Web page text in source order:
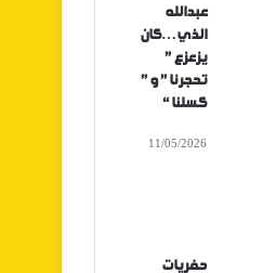
عبدالله
الذي…كان
يزعزع ”
تحجرنا ” و ”
كسلنا “
11/05/2026
حفريات